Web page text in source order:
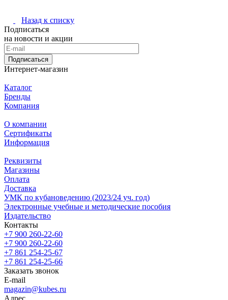
Назад к списку
Подписаться
на новости и акции
Подписаться
Интернет-магазин
Каталог
Бренды
Компания
О компании
Сертификаты
Информация
Реквизиты
Магазины
Oплата
Доставка
УМК по кубановедению (2023/24 уч. год)
Электронные учебные и методические пособия
Издательство
Контакты
+7 900 260-22-60
+7 900 260-22-60
+7 861 254-25-67
+7 861 254-25-66
Заказать звонок
E-mail
magazin@kubes.ru
Адрес